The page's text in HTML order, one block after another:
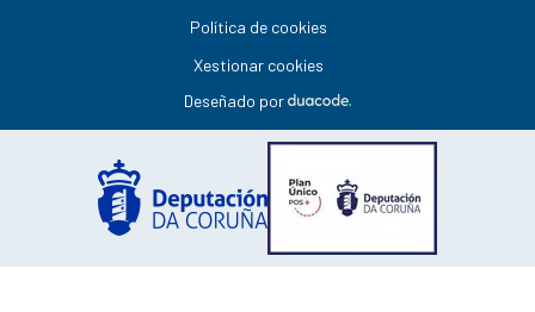
Política de cookies
Xestionar cookies
Deseñado por